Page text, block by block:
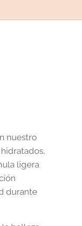
nuestro
ligera
durante